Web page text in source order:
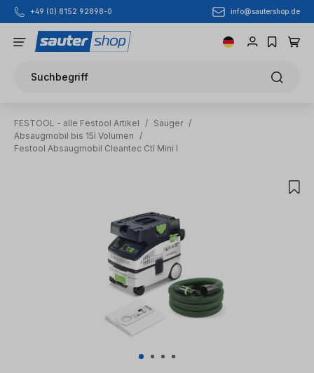
Zum Hauptinhalt springen
+49 (0) 8152 92898-0 info@sautershop.de
Suchbegriff
FESTOOL - alle Festool Artikel / Sauger /
Absaugmobil bis 15l Volumen
/
Festool Absaugmobil Cleantec Ctl Mini I